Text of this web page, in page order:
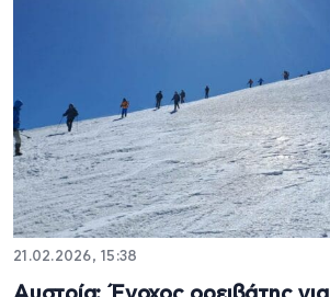
21.02.2026, 15:38